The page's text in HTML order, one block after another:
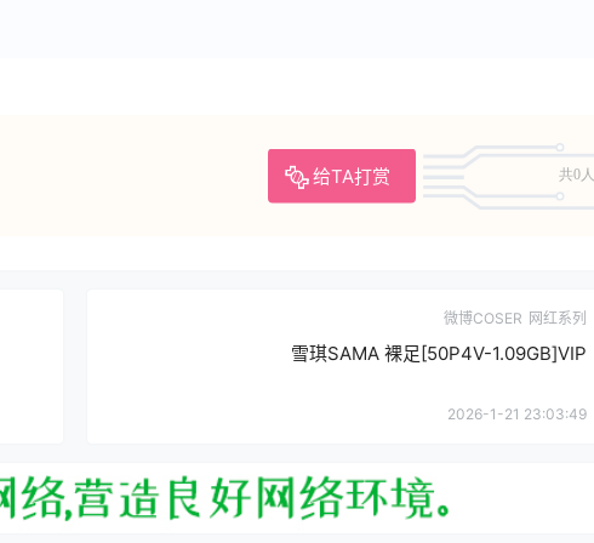
给TA打赏 共0人
微博COSER 网红系列
雪琪SAMA 裸足[50P4V-1.09GB]VIP
2026-1-21 23:03:49